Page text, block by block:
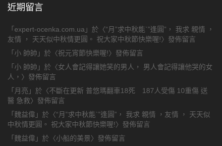
近期留言
「expert-ocenka.com.ua 」於〈“月”求中秋能`”逢圓”， 我求 親情 ，
友情 ， 天天似中秋情更圓。 祝大家中秋節快樂喔!〉發佈留言
「 小 帥帥 」於〈祝元宵節快樂喔!〉發佈留言
「 小 帥帥 」於〈女人會記得讓她笑的男人， 男人會記得讓他哭的女
人， 〉發佈留言
「 月亮 」於〈不斷在更新 普悠瑪翻車18死 187人受傷 10重傷 送
醫 急救〉發佈留言
「 魏益偉 」於〈“月”求中秋能`”逢圓”， 我求 親情 ，友情 ， 天天似
中秋情更圓。 祝大家中秋節快樂喔!〉發佈留言
「 魏益偉 」於〈小船的美景〉發佈留言